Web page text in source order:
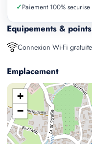
Equipements &
Connexion Wi-Fi gratuite
Emplacement
+
−
✓Paiement 100% securise